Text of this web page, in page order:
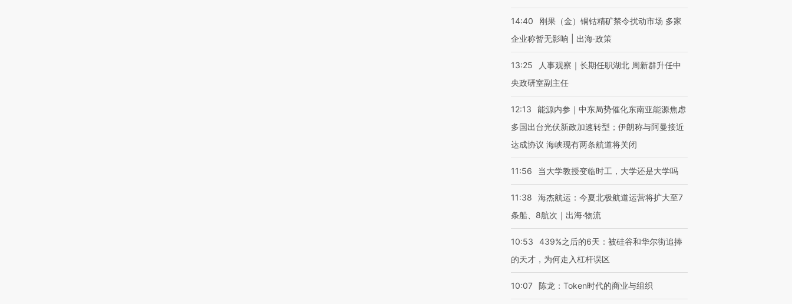
14:40
刚果（金）铜钴精矿禁令扰动市场 多家
企业称暂无影响 | 出海·政策
13:25
人事观察｜长期任职湖北 周新群升任中
央政研室副主任
12:13
能源内参｜中东局势催化东南亚能源焦虑
多国出台光伏新政加速转型；伊朗称与阿曼接近
达成协议 海峡现有两条航道将关闭
11:56 当大学教授变临时工，大学还是大学吗
11:38
海杰航运：今夏北极航道运营将扩大至7
条船、8航次｜出海·物流
10:53
439%之后的6天：被硅谷和华尔街追捧
的天才，为何走入杠杆误区
10:07 陈龙：Token时代的商业与组织